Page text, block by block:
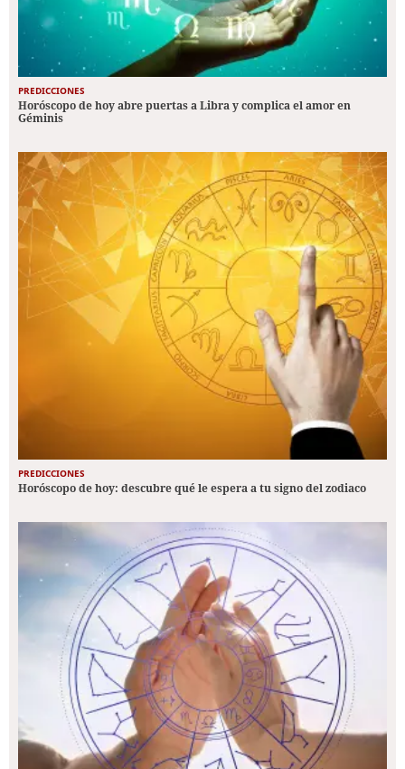
PREDICCIONES
Horóscopo de hoy abre puertas a Libra y complica el amor en
Géminis
PREDICCIONES
Horóscopo de hoy: descubre qué le espera a tu signo del zodiaco